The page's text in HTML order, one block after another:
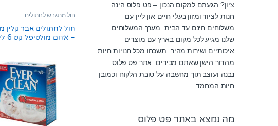
חול מתגבש לחתולים
חול לחתולים אבר קלין
– אדום מולטיפל קט 6 ליטר
ציון? הגעתם למקום הנכון – פט פלוס הינה
חנות לציוד ומזון בעלי חיים און ליין עם
משלוחים חינם עד הבית. מערך המשלוחים
שלנו מגיע לכל מקום בארץ עם מוצרים
איכותיים ושירות מהיר. תשכחו מכל חנויות חיות
מהדור הישן שאתם מכירים. אתר פט פלוס
נבנה ועוצב תוך מחשבה על טובת הלקוח וכמובן
חיות המחמד.
מה נמצא באתר פט פלוס